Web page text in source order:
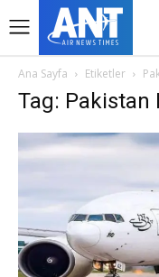
Ana Sayfa Etiketler
Tag: Pakistan